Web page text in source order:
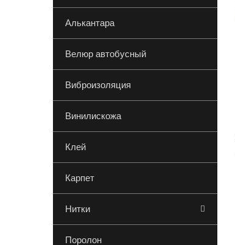
Алькантара
Велюр автобусный
Виброизоляция
Винилискожа
Клей
Карпет
Нитки
Поролон